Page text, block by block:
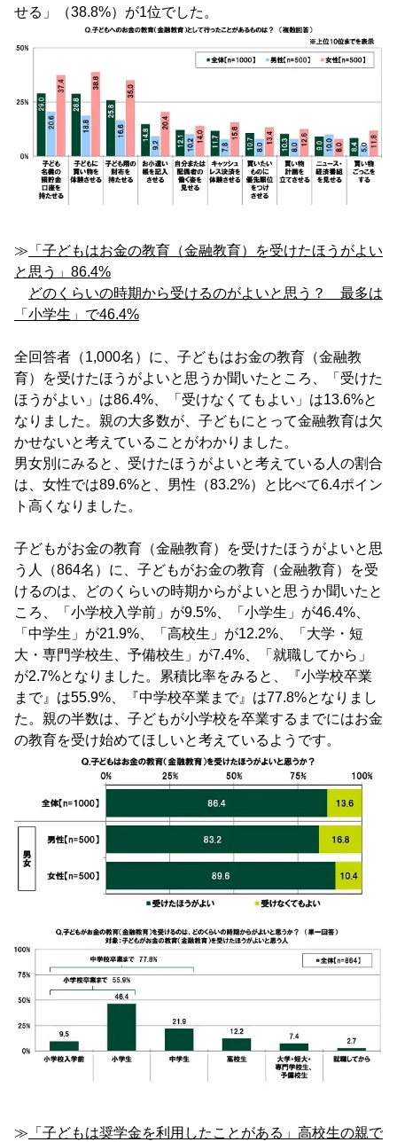
せる」（38.8%）が1位でした。
≫ 「子どもはお金の教育（金融教育）を受けたほうがよい
と思う」86.4%
どのくらいの時期から受けるのがよいと思う？ 最多は
「小学生」で46.4%
全回答者（1,000名）に、子どもはお金の教育（金融教
育）を受けたほうがよいと思うか聞いたところ、「受けた
ほうがよい」は86.4%、「受けなくてもよい」は13.6%と
なりました。親の大多数が、子どもにとって金融教育は欠
かせないと考えていることがわかりました。
男女別にみると、受けたほうがよいと考えている人の割合
は、女性では89.6%と、男性（83.2%）と比べて6.4ポイン
ト高くなりました。
子どもがお金の教育（金融教育）を受けたほうがよいと思
う人（864名）に、子どもがお金の教育（金融教育）を受
けるのは、どのくらいの時期からがよいと思うか聞いたと
ころ、「小学校入学前」が9.5%、「小学生」が46.4%、
「中学生」が21.9%、「高校生」が12.2%、「大学・短
大・専門学校生、予備校生」が7.4%、「就職してから」
が2.7%となりました。累積比率をみると、『小学校卒業
まで』は55.9%、『中学校卒業まで』は77.8%となりまし
た。親の半数は、子どもが小学校を卒業するまでにはお金
の教育を受け始めてほしいと考えているようです。
≫ 「子どもは奨学金を利用したことがある」高校生の親で